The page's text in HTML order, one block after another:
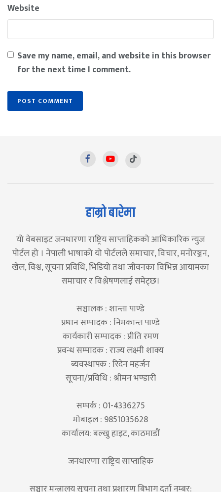
Website
Save my name, email, and website in this browser
for the next time I comment.
हाम्रो बारेमा
यो वेबसाइट जनधारणा राष्ट्रिय साप्ताहिकको आधिकारिक न्युज
पोर्टल हो । नेपाली भाषाको यो पोर्टलले समाचार, विचार, मनोरञ्जन,
खेल, विश्व, सूचना प्रविधि, भिडियो तथा जीवनका विभिन्न आयामका
समाचार र विश्लेषणलाई समेट्छ।
सञ्चालक : शान्ता पाण्डे
प्रधान सम्पादक : निमकान्त पाण्डे
कार्यकारी सम्पादक : प्रीति रमण
प्रवन्ध सम्पादक : राज्य लक्ष्मी शाक्य
ब्यवस्थापक : रिदेन महर्जन
सूचना/प्रविधि : श्रीमन भण्डारी
सम्पर्क : 01-4336275
मोबाइल : 9851035628
कार्यालय: बल्खु हाइट, काठमाडौं
जनधारणा राष्ट्रिय साप्ताहिक
सञ्चार मन्त्रालय सूचना तथा प्रशारण बिभाग दर्ता नम्बर: